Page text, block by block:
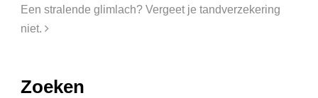
Een stralende glimlach? Vergeet je tandverzekering
niet.
Zoeken